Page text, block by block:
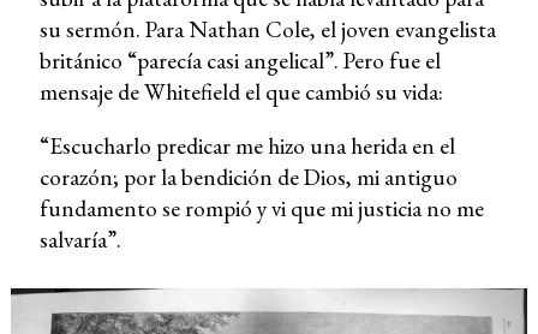
su sermón. Para Nathan Cole, el joven evangelista
británico “parecía casi angelical”. Pero fue el
mensaje de Whitefield el que cambió su vida:
“Escucharlo predicar me hizo una herida en el
corazón; por la bendición de Dios, mi antiguo
fundamento se rompió y vi que mi justicia no me
salvaría”.